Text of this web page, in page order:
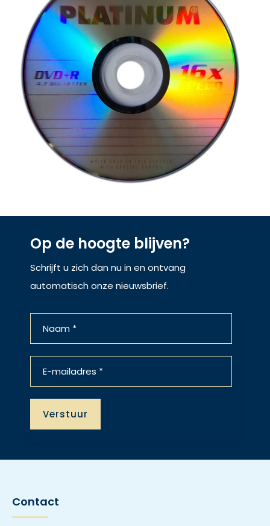
Op de hoogte blijven?
Schrijft u zich dan nu in en ontvang
automatisch onze nieuwsbrief.
Contact